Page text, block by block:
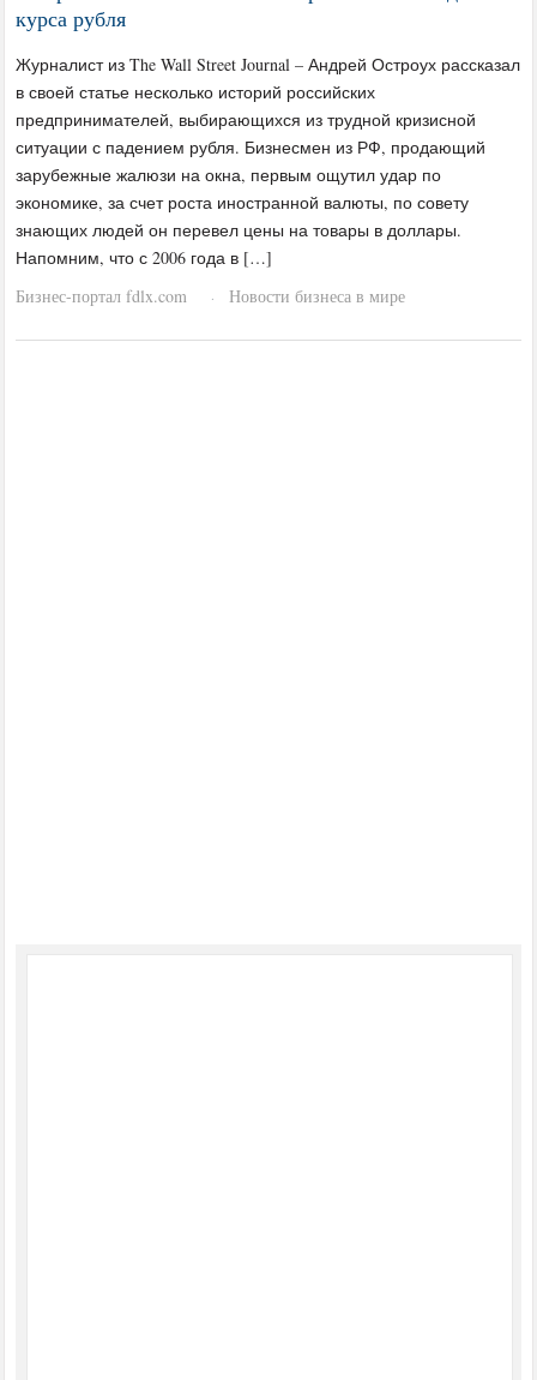
курса рубля
Журналист из The Wall Street Journal – Андрей Остроух рассказал
в своей статье несколько историй российских
предпринимателей, выбирающихся из трудной кризисной
ситуации с падением рубля. Бизнесмен из РФ, продающий
зарубежные жалюзи на окна, первым ощутил удар по
экономике, за счет роста иностранной валюты, по совету
знающих людей он перевел цены на товары в доллары.
Напомним, что с 2006 года в […]
Бизнес-портал fdlx.com
· Новости бизнеса в мире